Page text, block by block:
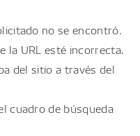
no se encontró.
la URL esté incorrecta.
del sitio a través del
cuadro de búsqueda